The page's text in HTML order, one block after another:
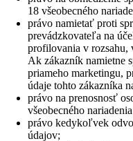
18 všeobecného
právo namietať proti
prevádzkovateľa na
profilovania v rozsahu,
Ak zákazník namietne
priameho marketingu,
údaje tohto zákazníka
právo na prenosnosť
všeobecného
právo kedykoľvek
údajov;